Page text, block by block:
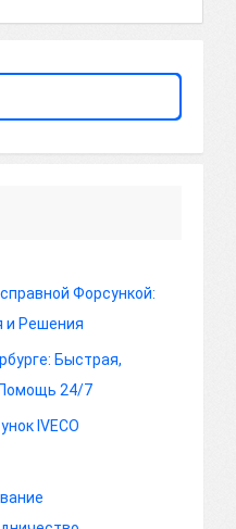
Форсункой:
и Решения
Быстрая,
24/7
IVECO